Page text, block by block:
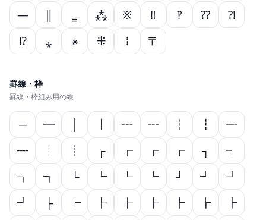
―
‖ ‗ ⁂ ※ ‼ ‽ ⁇
⁈
⁉
⁎ ⁕ ⁜ ⁞ 〒
罫線・枠
罫線・枠組み用の線
─ ━ ┃ ┄ ┅ ┆ ┇
┈
┉
┊ ┋ ┌ ┍ ┎ ┏ ┐
┑
┒
┓ └ ┕ ┖ ┗ ┘ ┙
┚
┛
├ ┝ ┞ ┟ ┠ ┡ ┢
┣